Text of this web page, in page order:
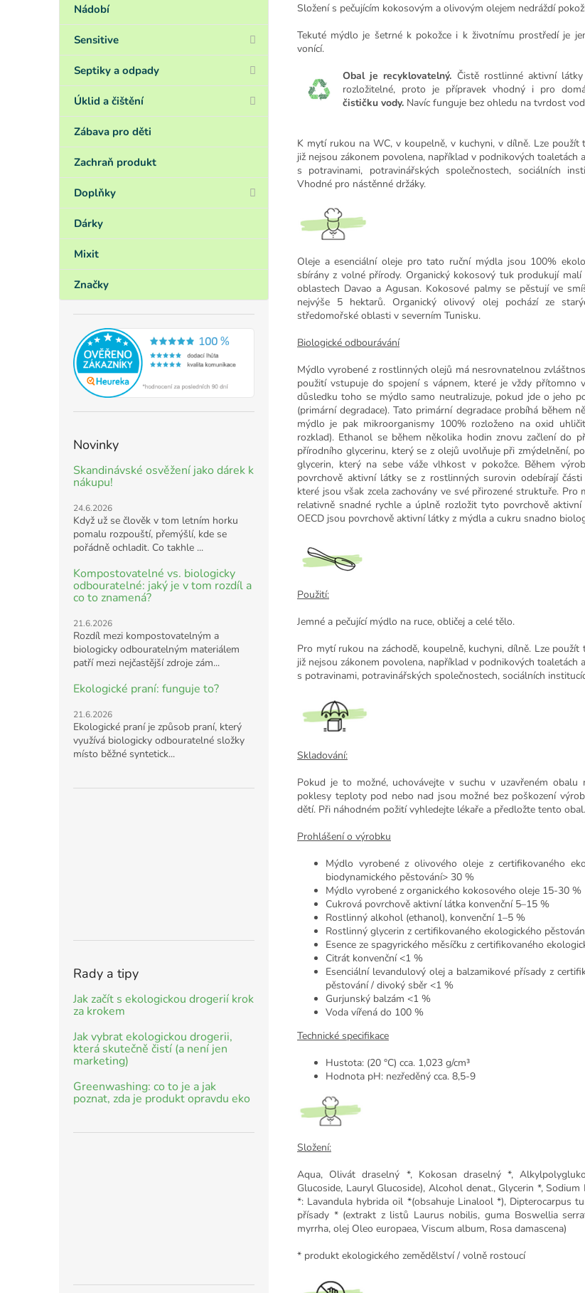
Nádobí
Sensitive
Septiky a odpady
Úklid a čištění
Zábava pro děti
Zachraň produkt
Doplňky
Dárky
Mixit
Značky
Novinky
Skandinávské osvěžení jako dárek k
nákupu!
24.6.2026
Když už se člověk v tom letním horku
pomalu rozpouští, přemýšlí, kde se
pořádně ochladit. Co takhle ...
Kompostovatelné vs. biologicky
odbouratelné: jaký je v tom rozdíl a
co to znamená?
21.6.2026
Rozdíl mezi kompostovatelným a
biologicky odbouratelným materiálem
patří mezi nejčastější zdroje zám...
Ekologické praní: funguje to?
21.6.2026
Ekologické praní je způsob praní, který
využívá biologicky odbouratelné složky
místo běžné syntetick...
Rady a tipy
Jak začít s ekologickou drogerií krok
za krokem
Jak vybrat ekologickou drogerii,
která skutečně čistí (a není jen
marketing)
Greenwashing: co to je a jak
poznat, zda je produkt opravdu eko
Složení s pečujícím kokosovým a olivovým olejem nedráždí
Tekuté mýdlo je šetrné k pokožce i k životnímu prostředí je
vonící.
Obal je recyklovatelný. Čistě rostlinné aktivní
rozložitelné, proto je přípravek vhodný i pro
čističku vody. Navíc funguje bez ohledu na tvrdost
K mytí rukou na WC, v koupelně, v kuchyni, v dílně. Lze použít
již nejsou zákonem povolena, například v podnikových toaletách
s potravinami, potravinářských společnostech, sociálních
Vhodné pro nástěnné držáky.
Oleje a esenciální oleje pro tato ruční mýdla jsou 100%
sbírány z volné přírody. Organický kokosový tuk produkují
oblastech Davao a Agusan. Kokosové palmy se pěstují ve
nejvýše 5 hektarů. Organický olivový olej pochází ze
středomořské oblasti v severním Tunisku.
Biologické odbourávání
Mýdlo vyrobené z rostlinných olejů má nesrovnatelnou
použití vstupuje do spojení s vápnem, které je vždy přítomno
důsledku toho se mýdlo samo neutralizuje, pokud jde o jeho
(primární degradace). Tato primární degradace probíhá během
mýdlo je pak mikroorganismy 100% rozloženo na oxid
rozklad). Ethanol se během několika hodin znovu začlení do
přírodního glycerinu, který se z olejů uvolňuje při zmýdelnění,
glycerin, který na sebe váže vlhkost v pokožce. Během
povrchově aktivní látky se z rostlinných surovin odebírají
které jsou však zcela zachovány ve své přirozené struktuře. Pro
relativně snadné rychle a úplně rozložit tyto povrchově
OECD jsou povrchově aktivní látky z mýdla a cukru snadno
Použití:
Jemné a pečující mýdlo na ruce, obličej a celé tělo.
Pro mytí rukou na záchodě, koupelně, kuchyni, dílně. Lze
již nejsou zákonem povolena, například v podnikových toaletách
s potravinami, potravinářských společnostech, sociálních
Skladování:
Pokud je to možné, uchovávejte v suchu v uzavřeném obalu
poklesy teploty pod nebo nad jsou možné bez poškození
dětí. Při náhodném požití vyhledejte lékaře a předložte tento obal.
Prohlášení o výrobku
Mýdlo vyrobené z olivového oleje z certifikovaného
biodynamického pěstování> 30 %
Mýdlo vyrobené z organického kokosového oleje 15-30 %
Cukrová povrchově aktivní látka konvenční 5–15 %
Rostlinný alkohol (ethanol), konvenční 1–5 %
Rostlinný glycerin z certifikovaného ekologického
Esence ze spagyrického měsíčku z certifikovaného
Citrát konvenční <1 %
Esenciální levandulový olej a balzamikové přísady z
pěstování / divoký sběr <1 %
Gurjunský balzám <1 %
Voda vířená do 100 %
Technické specifikace
Hustota: (20 °C) cca. 1,023 g/cm³
Hodnota pH: nezředěný cca. 8,5-9
Složení:
Aqua, Olivát draselný *, Kokosan draselný *,
Glucoside, Lauryl Glucoside), Alcohol denat., Glycerin *,
*: Lavandula hybrida oil *(obsahuje Linalool *), Dipterocarpus
přísady * (extrakt z listů Laurus nobilis, guma Boswellia
myrrha, olej Oleo europaea, Viscum album, Rosa damascena)
* produkt ekologického zemědělství / volně rostoucí